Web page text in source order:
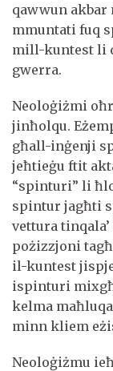
qawwun
mmuntati fuq
mill-kuntest li
gwerra.
Neoloġiżmi
jinħolqu.
għall-inġenji
jeħtieġu ftit
“spinturi” li
spintur jagħti
vettura
pożizzjoni
il-kuntest
ispinturi
kelma
minn kliem
Neoloġiżmu